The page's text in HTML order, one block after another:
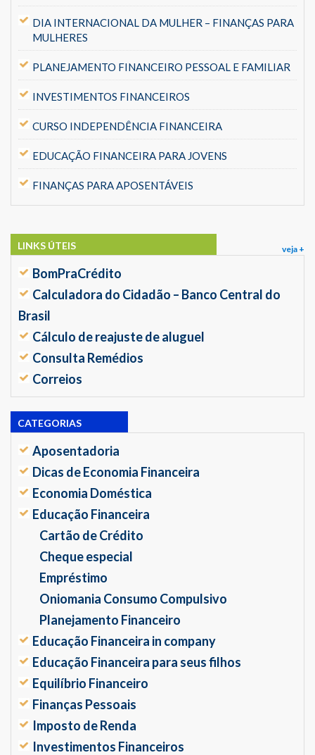
DIA INTERNACIONAL DA MULHER – FINANÇAS PARA
MULHERES
PLANEJAMENTO FINANCEIRO PESSOAL E FAMILIAR
INVESTIMENTOS FINANCEIROS
CURSO INDEPENDÊNCIA FINANCEIRA
EDUCAÇÃO FINANCEIRA PARA JOVENS
FINANÇAS PARA APOSENTÁVEIS
veja +
LINKS ÚTEIS
BomPraCrédito
Calculadora do Cidadão – Banco Central do
Brasil
Cálculo de reajuste de aluguel
Consulta Remédios
Correios
CATEGORIAS
Aposentadoria
Dicas de Economia Financeira
Economia Doméstica
Educação Financeira
Cartão de Crédito
Cheque especial
Empréstimo
Oniomania Consumo Compulsivo
Planejamento Financeiro
Educação Financeira in company
Educação Financeira para seus filhos
Equilíbrio Financeiro
Finanças Pessoais
Imposto de Renda
Investimentos Financeiros